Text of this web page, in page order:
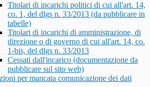
Titolari di incarichi politici di cui all'art. 14,
co. 1, del dlgs n. 33/2013 (da pubblicare in
tabelle)
Titolari di incarichi di amministrazione, di
direzione o di governo di cui all'art. 14, co.
1-bis, del dlgs n. 33/2013
Cessati dall'incarico (documentazione da
pubblicare sul sito web)
per mancata comunicazione dei dati